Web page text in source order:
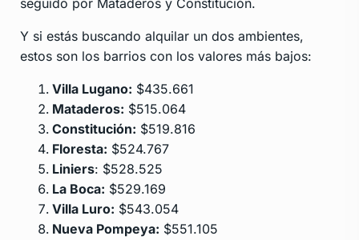
seguido por Mataderos y Constitución.
Y si estás buscando alquilar un dos ambientes,
estos son los barrios con los valores más bajos:
Villa Lugano: $435.661
Mataderos: $515.064
Constitución: $519.816
Floresta: $524.767
Liniers: $528.525
La Boca: $529.169
Villa Luro: $543.054
Nueva Pompeya: $551.105